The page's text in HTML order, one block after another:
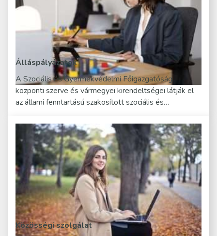
Álláspályázatok
A Szociális és Gyermekvédelmi Főigazgatóság
központi szerve és vármegyei kirendeltségei látják el
az állami fenntartású szakosított szociális és…
Közösségi szolgálat